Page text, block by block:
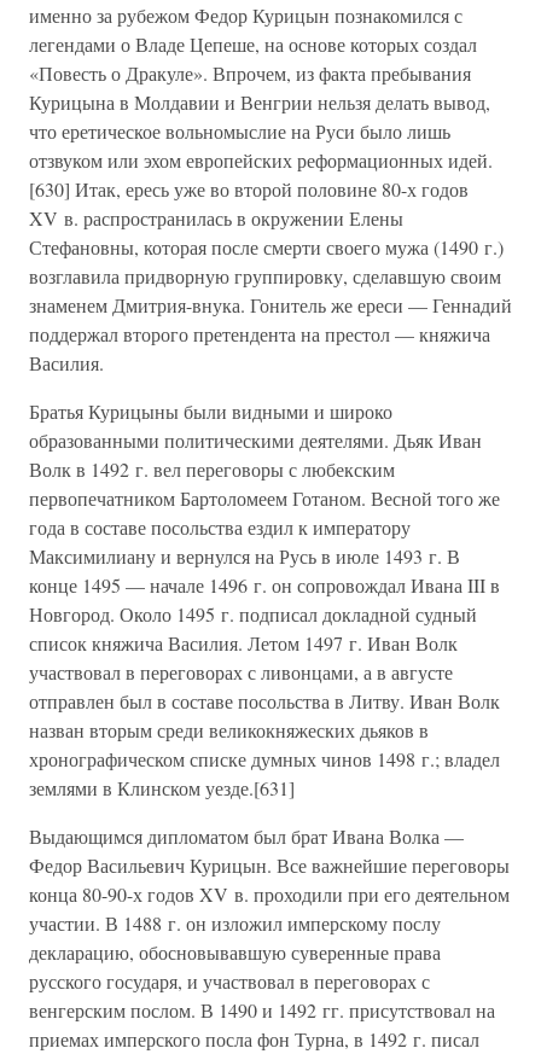
именно за рубежом Федор Курицын познакомился с
легендами о Владе Цепеше, на основе которых создал
«Повесть о Дракуле». Впрочем, из факта пребывания
Курицына в Молдавии и Венгрии нельзя делать вывод,
что еретическое вольномыслие на Руси было лишь
отзвуком или эхом европейских реформационных идей.
[630] Итак, ересь уже во второй половине 80-х годов
XV в. распространилась в окружении Елены
Стефановны, которая после смерти своего мужа (1490 г.)
возглавила придворную группировку, сделавшую своим
знаменем Дмитрия-внука. Гонитель же ереси — Геннадий
поддержал второго претендента на престол — княжича
Василия.
Братья Курицыны были видными и широко
образованными политическими деятелями. Дьяк Иван
Волк в 1492 г. вел переговоры с любекским
первопечатником Бартоломеем Готаном. Весной того же
года в составе посольства ездил к императору
Максимилиану и вернулся на Русь в июле 1493 г. В
конце 1495 — начале 1496 г. он сопровождал Ивана III в
Новгород. Около 1495 г. подписал докладной судный
список княжича Василия. Летом 1497 г. Иван Волк
участвовал в переговорах с ливонцами, а в августе
отправлен был в составе посольства в Литву. Иван Волк
назван вторым среди великокняжеских дьяков в
хронографическом списке думных чинов 1498 г.; владел
землями в Клинском уезде.[631]
Выдающимся дипломатом был брат Ивана Волка —
Федор Васильевич Курицын. Все важнейшие переговоры
конца 80-90-х годов XV в. проходили при его деятельном
участии. В 1488 г. он изложил имперскому послу
декларацию, обосновывавшую суверенные права
русского государя, и участвовал в переговорах с
венгерским послом. В 1490 и 1492 гг. присутствовал на
приемах имперского посла фон Турна, в 1492 г. писал